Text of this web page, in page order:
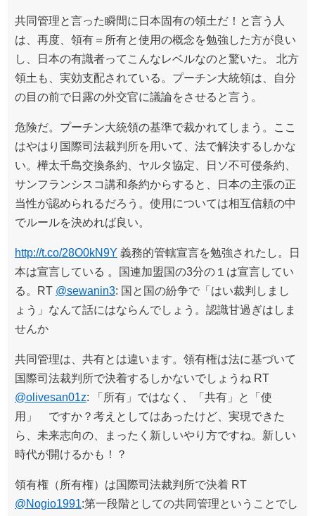
共同管理と言った瞬間に日本固有の領土だ！と言う人
は、再度、領有＝所有と使用の概念を勉強した方が良い
し、日本の有識者ってこんなレベルなのと驚いた。 北方
領土も、実効支配されている。プーチン大統領は、自分
の目の前で日露の外交官に議論をさせると言う。
危険だ。プーチン大統領の基準で裁かれてしまう。ここ
はやはり国際司法裁判所を用いて、法で解決するしかな
い。樺太千島交換条約、ヤルタ協定、日ソ不可侵条約、
サンフランシスコ講和条約からすると、日本の主張の正
当性が認められるだろう。使用については相互信頼の中
でルールを決めれば良い。
http://t.co/28O0kN9Y 義務的管轄宣言を勉強されたし。日
本は宣言している 。国連加盟国の3分の１は宣言してい
る。RT @sewanin3: 国と国の紛争で「はい裁判しまし
ょう」なんて話にはならんでしょう。認識甘過ぎはしま
せんか
共同管理は、共有とは違います。領有権は法に基づいて
国際司法裁判所で決着するしかないでしょうね RT
@olivesan01z: 「所有」ではなく、「共有」と「使
用」 ですか？考えとしてはあったけど、実現できた
ら、未来志向の、まったく新しいやり方ですね。新しい
時代が開けるかも！？
領有権（所有権）は国際司法裁判所で決着 RT
@Nogio1991:第一段階としての共同管理ということでし